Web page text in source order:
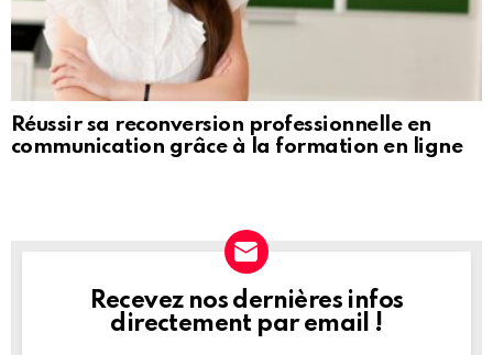
Réussir sa reconversion professionnelle en
communication grâce à la formation en ligne
NEWSLETTER
Recevez nos dernières infos
directement par email !